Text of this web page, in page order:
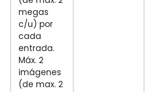
megas
c/u) por
cada
entrada.
Máx. 2
imágenes
(de max. 2